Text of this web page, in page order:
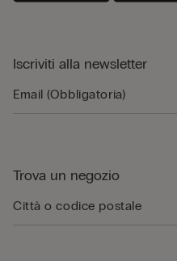
Iscriviti alla newsletter
Trova un negozio